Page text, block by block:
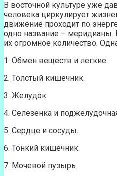
В восточной культуре уже
человека циркулирует
движение проходит по
одно название – меридианы.
их огромное количество.
1. Обмен веществ и легкие.
2. Толстый кишечник.
3. Желудок.
4. Селезенка и
5. Сердце и сосуды.
6. Тонкий кишечник.
7. Мочевой пузырь.